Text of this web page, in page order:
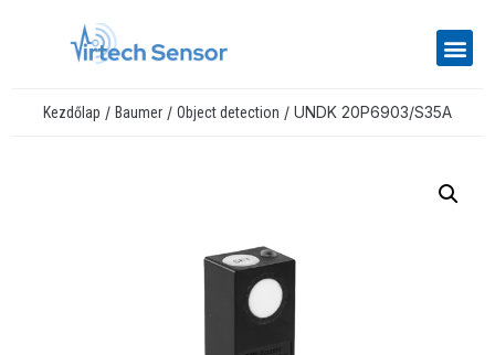
Kezdőlap / Baumer / Object detection / UNDK 20P6903/S35A